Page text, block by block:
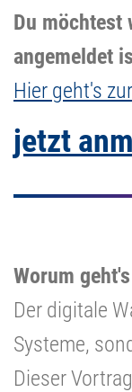
Du möchtest
angemeldet
Hier geht's
jetzt
Worum
Der digitale
Systeme,
Dieser